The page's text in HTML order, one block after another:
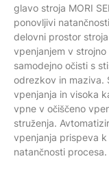
glavo stroja MORI
ponovljivi
delovni prostor
vpenjanjem v
samodejno očisti s
odrezkov in maziva.
vpenjanja in visoka
vpne v očiščeno
struženja.
vpenjanja prispeva
natančnosti procesa.